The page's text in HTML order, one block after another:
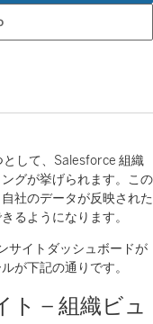
して、Salesforce 組織
グが挙げられます。この
社のデータが反映された
るようになります。
サイトダッシュボードが
が下記の通りです。
ト – 組織ビュ